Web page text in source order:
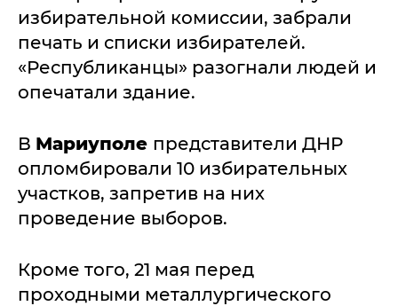
избирательной комиссии, забрали
печать и списки избирателей.
«Республиканцы» разогнали людей и
опечатали здание.
В Мариуполе представители ДНР
опломбировали 10 избирательных
участков, запретив на них
проведение выборов.
Кроме того, 21 мая перед
проходными металлургического